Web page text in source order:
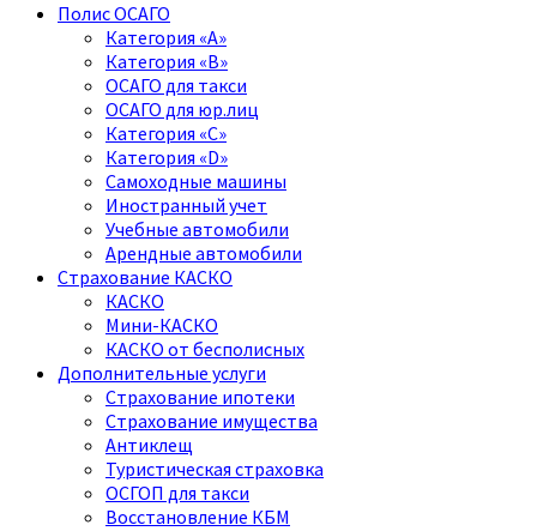
Полис ОСАГО
Категория «A»
Категория «B»
ОСАГО для такси
ОСАГО для юр.лиц
Категория «C»
Категория «D»
Самоходные машины
Иностранный учет
Учебные автомобили
Арендные автомобили
Страхование КАСКО
КАСКО
Мини-КАСКО
КАСКО от бесполисных
Дополнительные услуги
Страхование ипотеки
Страхование имущества
Антиклещ
Туристическая страховка
ОСГОП для такси
Восстановление КБМ